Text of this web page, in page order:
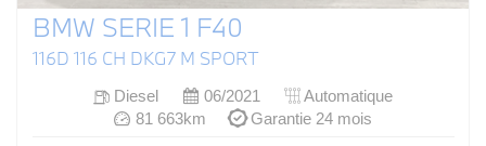
BMW SERIE 1 F40
116D 116 CH DKG7 M SPORT
Diesel 06/2021
Automatique
81 663km
Garantie 24 mois